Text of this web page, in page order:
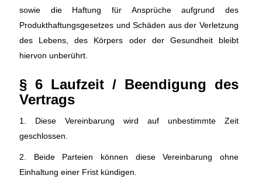
sowie die Haftung für Ansprüche aufgrund des
Produkthaftungsgesetzes und Schäden aus der Verletzung
des Lebens, des Körpers oder der Gesundheit bleibt
hiervon unberührt.
§ 6 Laufzeit / Beendigung des
Vertrags
1. Diese Vereinbarung wird auf unbestimmte Zeit
geschlossen.
2. Beide Parteien können diese Vereinbarung ohne
Einhaltung einer Frist kündigen.